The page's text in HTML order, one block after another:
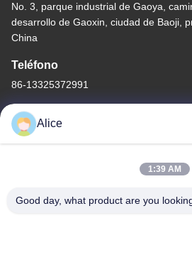
No. 3, parque industrial de Gaoya,
desarrollo de Gaoxin, ciudad de Baoji,
China
Teléfono
86-13325372991
China buena calidad Freno de titanio
derechos
Alice
1:39 AM
Good day, what product are you